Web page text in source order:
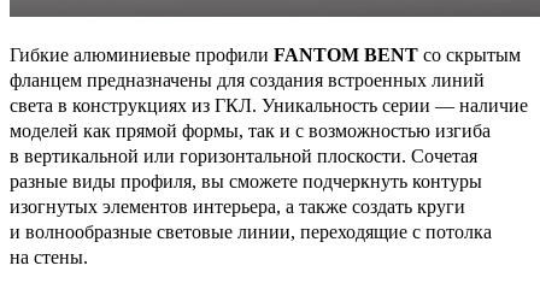
Гибкие алюминиевые профили FANTOM BENT со скрытым
фланцем предназначены для создания встроенных линий
света в конструкциях из ГКЛ. Уникальность серии — наличие
моделей как прямой формы, так и с возможностью изгиба
в вертикальной или горизонтальной плоскости. Сочетая
разные виды профиля, вы сможете подчеркнуть контуры
изогнутых элементов интерьера, а также создать круги
и волнообразные световые линии, переходящие с потолка
на стены.